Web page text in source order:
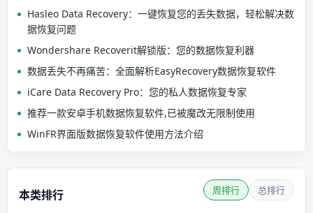
Hasleo Data Recovery：一键恢复您的丢失数据，轻松解决数
据恢复问题
Wondershare Recoverit解锁版：您的数据恢复利器
数据丢失不再痛苦：全面解析EasyRecovery数据恢复软件
iCare Data Recovery Pro：您的私人数据恢复专家
推荐一款安卓手机数据恢复软件,已被魔改无限制使用
WinFR界面版数据恢复软件使用方法介绍
本类排行 周排行 总排行